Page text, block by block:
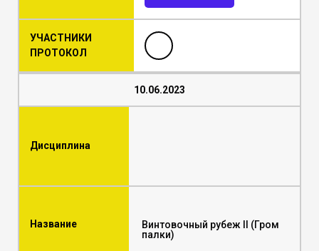
УЧАСТНИКИ
ПРОТОКОЛ
10.06.2023
Дисциплина
Название
Винтовочный рубеж II (Гром
палки)